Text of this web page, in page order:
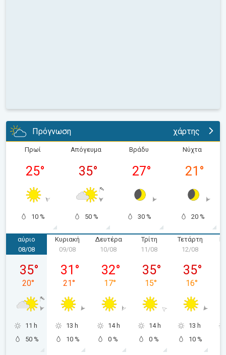
Πρόγνωση χάρτης
Πρωί
25°
10 %
Απόγευμα
35°
50 %
Βράδυ
27°
30 %
Νύχτα
21 °
20 %
αύριο
Σάββατο 08/08
08/08
35°
20°
11 h
50 %
Κυριακή
Κυριακή 09/08
09/08
31 °
21°
13 h
10 %
Δευτέρα
Δευτέρα 10/08
10/08
32°
17°
14 h
0 %
Τρίτη
Τρίτη 11/08
11/08
35°
15°
14 h
0 %
Τετάρτη
Τετάρτη
12/08
35°
16°
13 h
10 %